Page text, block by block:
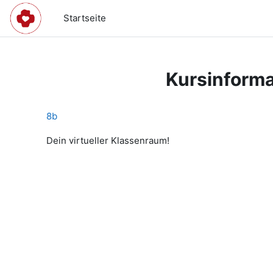
Zum Hauptinhalt
Startseite
8b
Dein virtueller Klassenraum!